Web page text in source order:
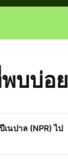
บบ่อย
นปาล (NPR) ไป